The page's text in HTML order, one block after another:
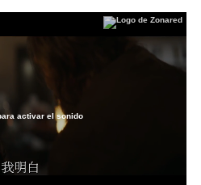
activar el sonido